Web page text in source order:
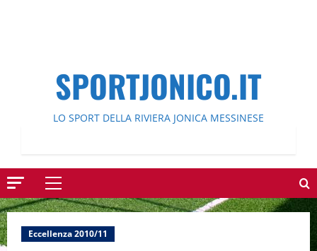
SPORTJONICO.IT
LO SPORT DELLA RIVIERA JONICA MESSINESE
Menu
principale
Eccellenza 2010/11